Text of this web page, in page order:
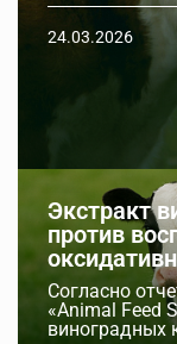
последствия
24.03.2026
Экстракт
против
Согласно
«Animal Feed
виноградных